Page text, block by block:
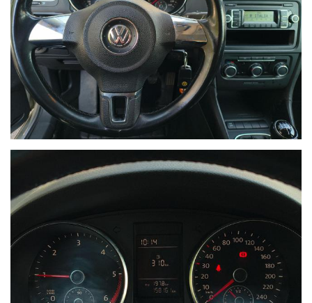
NON HAI TROVATO L'AUTO CHE
CERCHI?
Compila il modulo e ti contatteremo appena l'auto che
cerchi sarà disponibile